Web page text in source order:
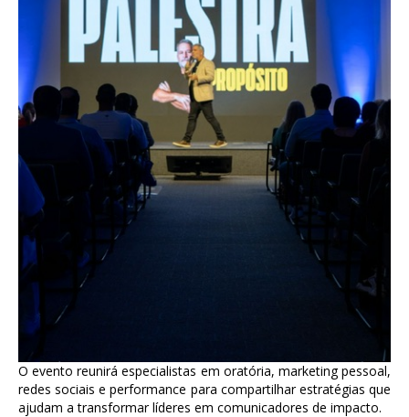
O evento reunirá especialistas em oratória, marketing pessoal,
redes sociais e performance para compartilhar estratégias que
ajudam a transformar líderes em comunicadores de impacto.